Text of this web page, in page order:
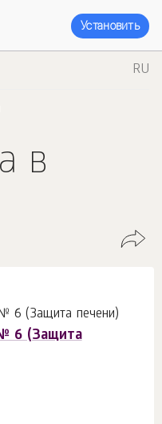
Установить
RU
в
6 (Защита